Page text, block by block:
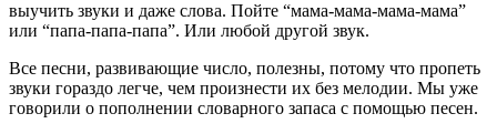
выучить звуки и даже слова. Пойте “мама-мама-мама-мама”
или “папа-папа-папа”. Или любой другой звук.
Все песни, развивающие число, полезны, потому что пропеть
звуки гораздо легче, чем произнести их без мелодии. Мы уже
говорили о пополнении словарного запаса с помощью песен.